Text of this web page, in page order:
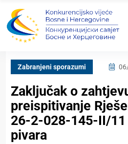
Zabranjeni sporazumi
Zaključak o
preispitivanje
26-2-028-145-II/
pivara